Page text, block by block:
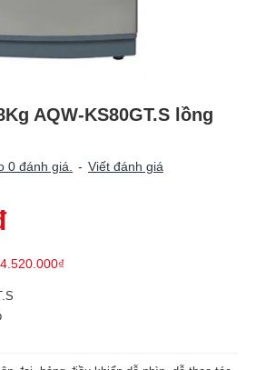
AQW-KS80GT.S lồng
0 đánh giá. - Viết đánh giá
4.520.000₫